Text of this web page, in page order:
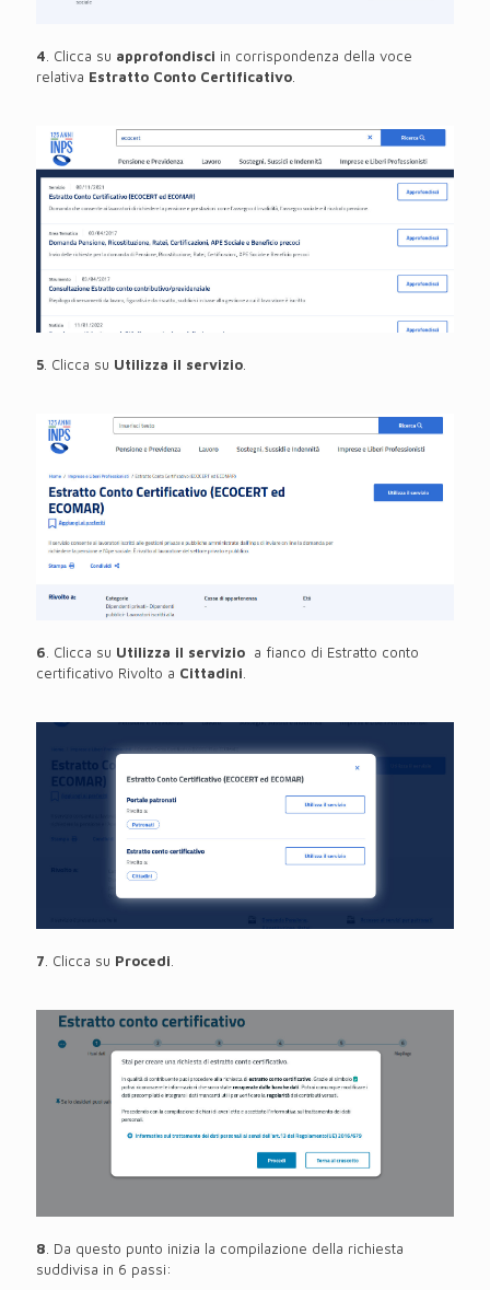
4 . Clicca su approfondisci in corrispondenza della voce
relativa Estratto Conto Certificativo
5 . Clicca su Utilizza il servizio
6 . Clicca su Utilizza il servizio a fianco di Estratto conto
certificativo Rivolto a Cittadini
7 . Clicca su Procedi
8 . Da questo punto inizia la compilazione della richiesta
suddivisa in 6 passi: